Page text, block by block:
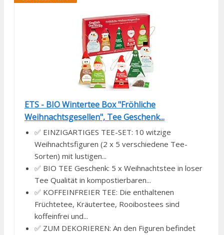
ETS - BIO Wintertee Box "Fröhliche
Weihnachtsgesellen", Tee Geschenk...
✅ EINZIGARTIGES TEE-SET: 10 witzige
Weihnachtsfiguren (2 x 5 verschiedene Tee-
Sorten) mit lustigen...
✅ BIO TEE Geschenk: 5 x Weihnachtstee in loser
Tee Qualität in kompostierbaren...
✅ KOFFEINFREIER TEE: Die enthaltenen
Früchtetee, Kräutertee, Rooibostees sind
koffeinfrei und...
✅ ZUM DEKORIEREN: An den Figuren befindet